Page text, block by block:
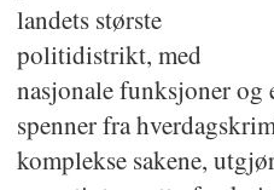
landets største
politidistrikt, med
nasjonale funksjoner
spenner fra
komplekse sakene,